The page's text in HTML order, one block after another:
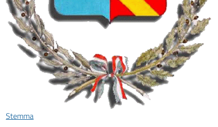
Stemma